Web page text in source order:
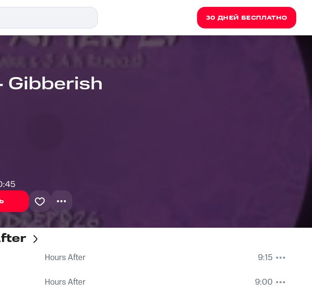
30 ДНЕЙ БЕСПЛАТНО
Gibberish
Hours After
9:15
Hours After
9:00